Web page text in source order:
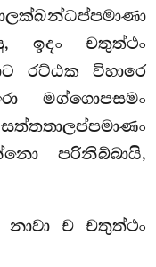
ඉදං චතුත්ථං
රට්ඨක විහාරෙ
මග්ගොපසමං
පරිනිබ්බායි,
ච චතුත්ථං